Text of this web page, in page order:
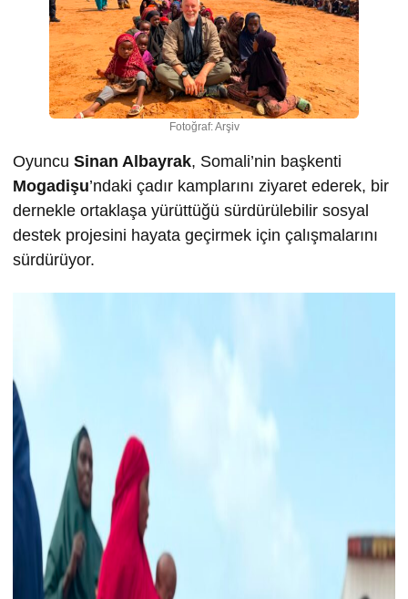
Fotoğraf: Arşiv
Oyuncu Sinan Albayrak, Somali’nin başkenti
Mogadişu’ndaki çadır kamplarını ziyaret ederek, bir
dernekle ortaklaşa yürüttüğü sürdürülebilir sosyal
destek projesini hayata geçirmek için çalışmalarını
sürdürüyor.